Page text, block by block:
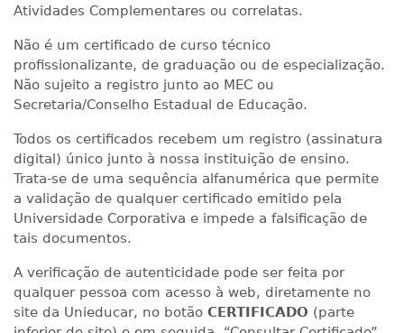
Atividades Complementares ou correlatas.
Não é um certificado de curso técnico
profissionalizante, de graduação ou de especialização.
Não sujeito a registro junto ao MEC ou
Secretaria/Conselho Estadual de Educação.
Todos os certificados recebem um registro (assinatura
digital) único junto à nossa instituição de ensino.
Trata-se de uma sequência alfanumérica que permite
a validação de qualquer certificado emitido pela
Universidade Corporativa e impede a falsificação de
tais documentos.
A verificação de autenticidade pode ser feita por
qualquer pessoa com acesso à web, diretamente no
site da Unieducar, no botão CERTIFICADO (parte